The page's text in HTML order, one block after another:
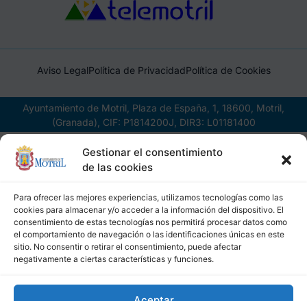
Gestionar el consentimiento
de las cookies
Para ofrecer las mejores experiencias, utilizamos tecnologías como las
cookies para almacenar y/o acceder a la información del dispositivo. El
consentimiento de estas tecnologías nos permitirá procesar datos como
el comportamiento de navegación o las identificaciones únicas en este
sitio. No consentir o retirar el consentimiento, puede afectar
negativamente a ciertas características y funciones.
Aviso LegalPolítica de PrivacidadPolítica de Cookies
Ayuntamiento de Motril, Plaza de España, 1, 18600, Motril,
(Granada), CIF: P1814200J, DIR3: L01181400